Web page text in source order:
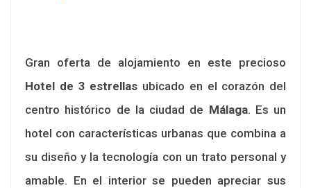
Gran oferta de alojamiento en este precioso
Hotel de 3 estrellas ubicado en el corazón del
centro histórico de la ciudad de Málaga. Es un
hotel con características urbanas que combina a
su diseño y la tecnología con un trato personal y
amable. En el interior se pueden apreciar sus